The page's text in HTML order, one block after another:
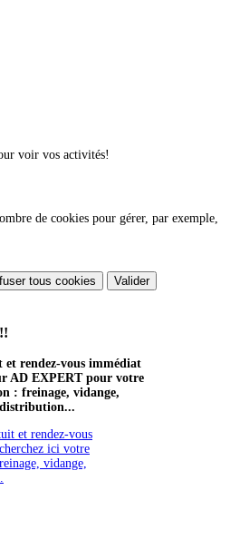
voir vos activités!
de cookies pour gérer, par exemple,
tous cookies Valider
et rendez-vous immédiat
AD EXPERT pour votre
: freinage, vidange,
distribution...